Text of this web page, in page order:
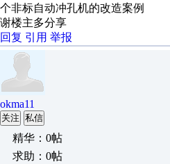
个非标自动冲孔机的改造案例
谢楼主多分享
回复 引用 举报
okma11
关注 私信
精华：0帖
求助：0帖